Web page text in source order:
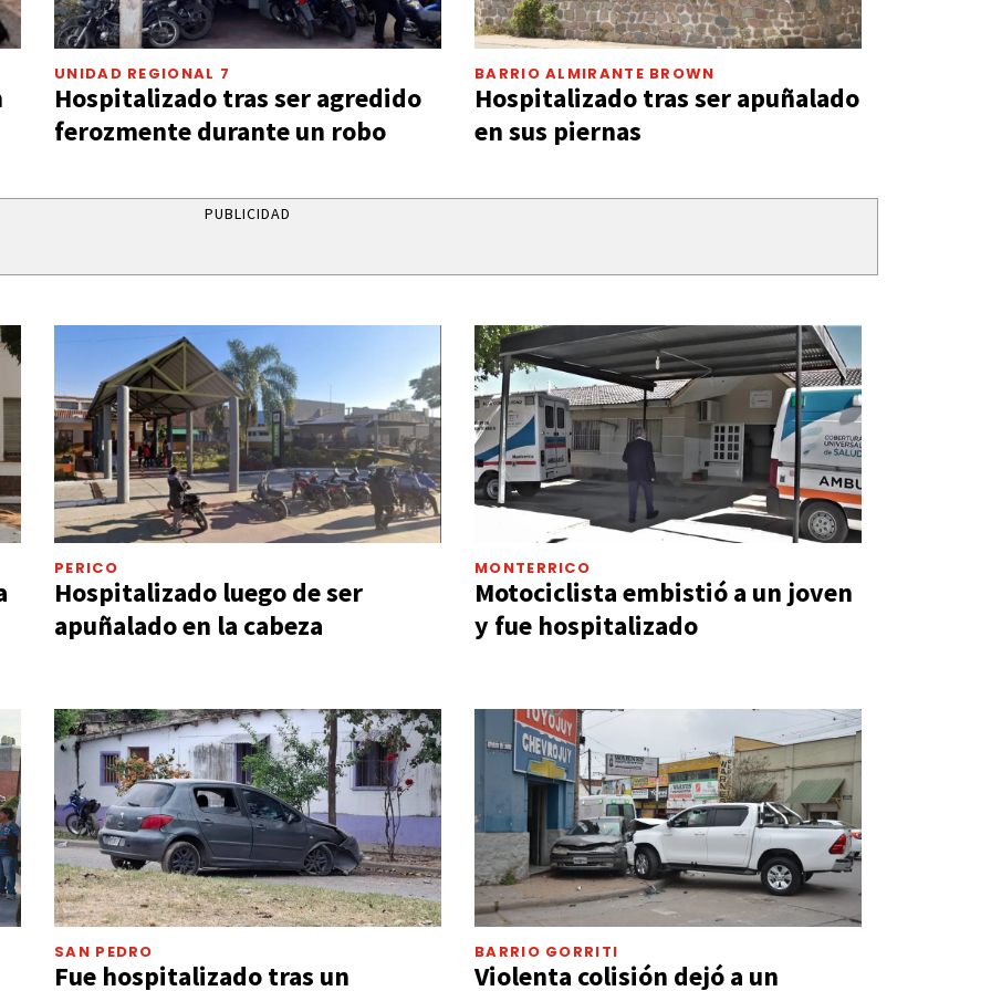
UNIDAD REGIONAL 7
Hospitalizado tras ser agredido
ferozmente durante un robo
BARRIO ALMIRANTE BROWN
Hospitalizado tras ser apuñalado
en sus piernas
PUBLICIDAD
PERICO
Hospitalizado luego de ser
apuñalado en la cabeza
MONTERRICO
Motociclista embistió a un joven
y fue hospitalizado
SAN PEDRO
Fue hospitalizado tras un
BARRIO GORRITI
Violenta colisión dejó a un